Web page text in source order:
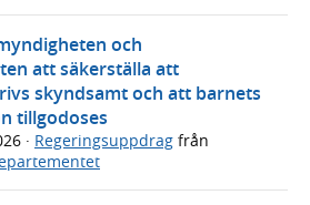
och
att säkerställa att
skyndsamt och att barnets
tillgodoses
· Regeringsuppdrag från